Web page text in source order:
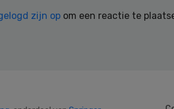
zijn op om een reactie te